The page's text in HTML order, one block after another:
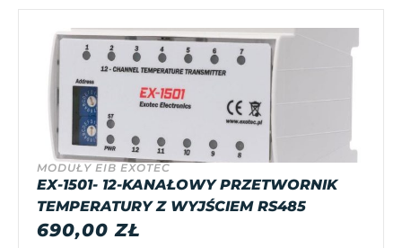
MODUŁY EIB EXOTEC
EX-1501- 12-KANAŁOWY PRZETWORNIK
TEMPERATURY Z WYJŚCIEM RS485
690,00ZŁ